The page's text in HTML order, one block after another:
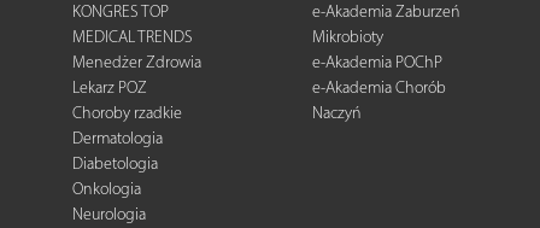
KONGRES TOP
MEDICAL TRENDS
Menedżer Zdrowia
Lekarz POZ
Choroby rzadkie
Dermatologia
Diabetologia
Onkologia
Neurologia
e-Akademia Zaburzeń
Mikrobioty
e-Akademia POChP
e-Akademia Chorób
Naczyń